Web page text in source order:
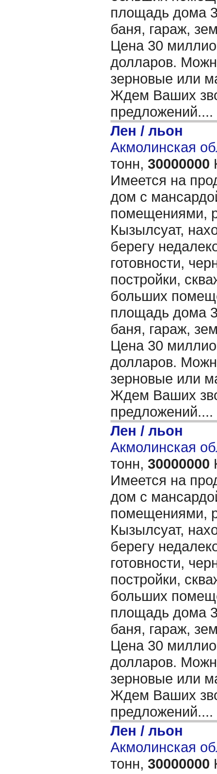
площадь дома
баня, гараж,
Цена 30
долларов.
зерновые или
Ждем Ваших
предложений....
Лен / льон
Акмолинская
тонн, 30000000
Имеется на
дом с
помещениями,
Кызылсуат,
берегу
готовности,
постройки,
больших
площадь дома
баня, гараж,
Цена 30
долларов.
зерновые или
Ждем Ваших
предложений....
Лен / льон
Акмолинская
тонн, 30000000
Имеется на
дом с
помещениями,
Кызылсуат,
берегу
готовности,
постройки,
больших
площадь дома
баня, гараж,
Цена 30
долларов.
зерновые или
Ждем Ваших
предложений....
Лен / льон
Акмолинская
тонн, 30000000